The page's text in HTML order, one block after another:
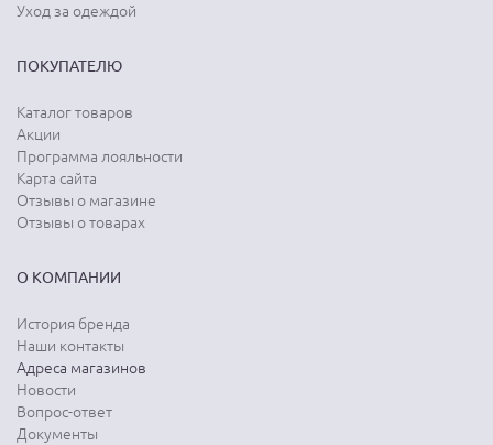
Уход за одеждой
ПОКУПАТЕЛЮ
Каталог товаров
Акции
Программа лояльности
Карта сайта
Отзывы о магазине
Отзывы о товарах
О КОМПАНИИ
История бренда
Наши контакты
Адреса магазинов
Новости
Вопрос-ответ
Документы